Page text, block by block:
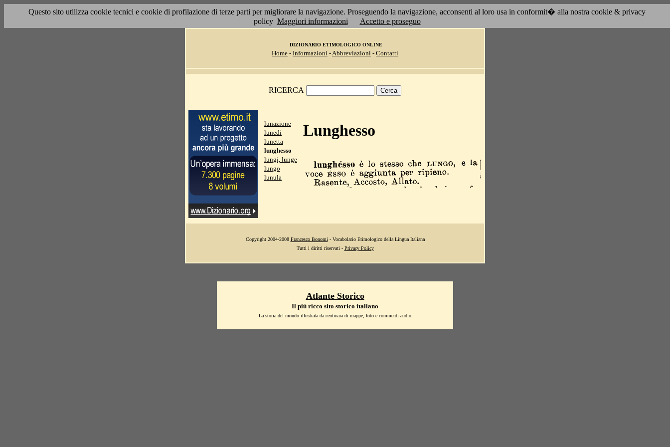
Questo sito utilizza cookie tecnici e cookie di profilazione di terze parti per migliorare la navigazione. Proseguendo la navigazione, acconsenti al loro usa in conformit� alla nostra cookie & privacy
policy Maggiori informazioni Accetto e proseguo
DIZIONARIO ETIMOLOGICO ONLINE
Home - Informazioni -Abbreviazioni - Contatti
RICERCA
lunazione
lunedi
lunetta
lunghesso
lungi, lunge
lungo
lunula
Lunghesso
Copyright 2004-2008 Francesco Bonomi - Vocabolario Etimologico della Lingua Italiana
Tutti i diritti riservati - Privacy Policy
Atlante Storico
Il più ricco sito storico italiano
La storia del mondo illustrata da centinaia di mappe, foto e commenti audio